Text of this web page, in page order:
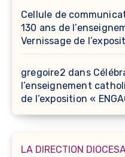
Cellule de
130 ans de
Vernissage de
gregoire2 dans
l’enseignement
de l’exposition «
LA DIRECTION